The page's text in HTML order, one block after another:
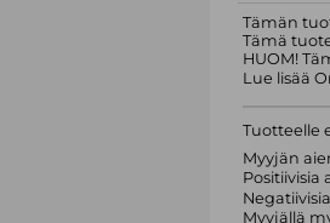
Tämän
Tämä
HUOM!
Lue lisää
Tuotteelle
Myyjän
Positiivisia
Myyjällä